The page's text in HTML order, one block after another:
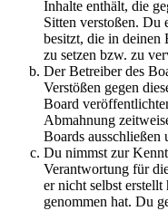
Inhalte enthält, die
Sitten verstoßen. Du
besitzt, die in
zu setzen bzw. zu
Der Betreiber des
Verstößen gegen
Board
Abmahnung
Boards ausschließen
Du nimmst zur
Verantwortung für
er nicht selbst
genommen hat. Du